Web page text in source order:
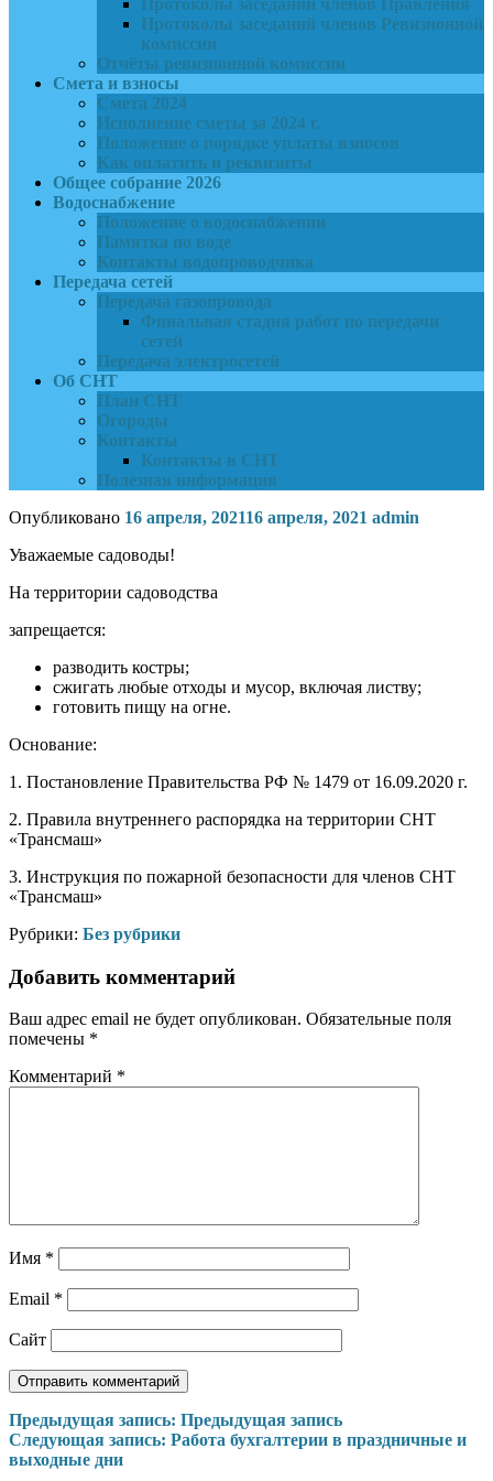
Протоколы заседаний членов Правления
Протоколы заседаний членов Ревизионной
комиссии
Отчёты ревизионной комиссии
Смета и взносы
Смета 2024
Исполнение сметы за 2024 г.
Положение о порядке уплаты взносов
Как оплатить и реквизиты
Общее собрание 2026
Водоснабжение
Положение о водоснабжении
Памятка по воде
Контакты водопроводчика
Передача сетей
Передача газопровода
Финальная стадия работ по передачи
сетей
Передача электросетей
Об СНТ
План СНТ
Огороды
Контакты
Контакты в СНТ
Полезная информация
Опубликовано 16 апреля, 202116 апреля, 2021 admin
Уважаемые садоводы!
На территории садоводства
запрещается:
разводить костры;
сжигать любые отходы и мусор, включая листву;
готовить пищу на огне.
Основание:
1. Постановление Правительства РФ № 1479 от 16.09.2020 г.
2. Правила внутреннего распорядка на территории СНТ
«Трансмаш»
3. Инструкция по пожарной безопасности для членов СНТ
«Трансмаш»
Рубрики: Без рубрики
Добавить комментарий
Ваш адрес email не будет опубликован. Обязательные поля
помечены *
Комментарий *
Имя *
Email *
Сайт
Навигация
по
Предыдущая запись: Предыдущая запись
Следующая запись: Работа бухгалтерии в праздничные и
выходные дни